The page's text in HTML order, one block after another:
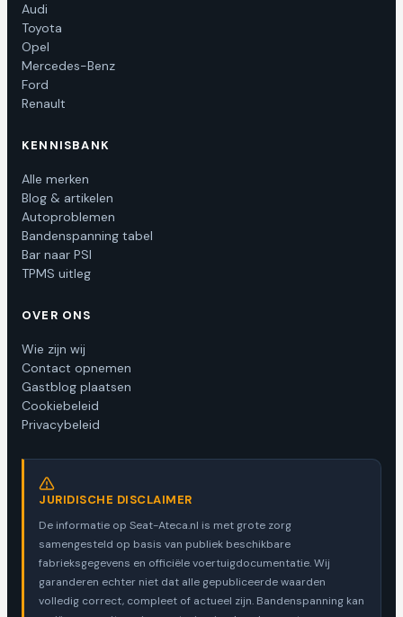
Audi
Toyota
Opel
Mercedes-Benz
Ford
Renault
KENNISBANK
Alle merken
Blog & artikelen
Autoproblemen
Bandenspanning tabel
Bar naar PSI
TPMS uitleg
OVER ONS
Wie zijn wij
Contact opnemen
Gastblog plaatsen
Cookiebeleid
Privacybeleid
JURIDISCHE DISCLAIMER
De informatie op Seat-Ateca.nl is met grote zorg
samengesteld op basis van publiek beschikbare
fabrieksgegevens en officiële voertuigdocumentatie. Wij
garanderen echter niet dat alle gepubliceerde waarden
volledig correct, compleet of actueel zijn. Bandenspanning kan